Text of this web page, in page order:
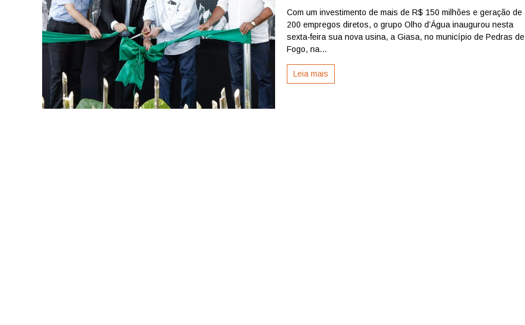
Olho
d
´Água
Com um investimento de mais de R$ 150 milhões e geração de
200 empregos diretos, o grupo Olho d’Água inaugurou nesta
sexta-feira sua nova usina, a Giasa, no município de Pedras de
Fogo, na...
Leia mais